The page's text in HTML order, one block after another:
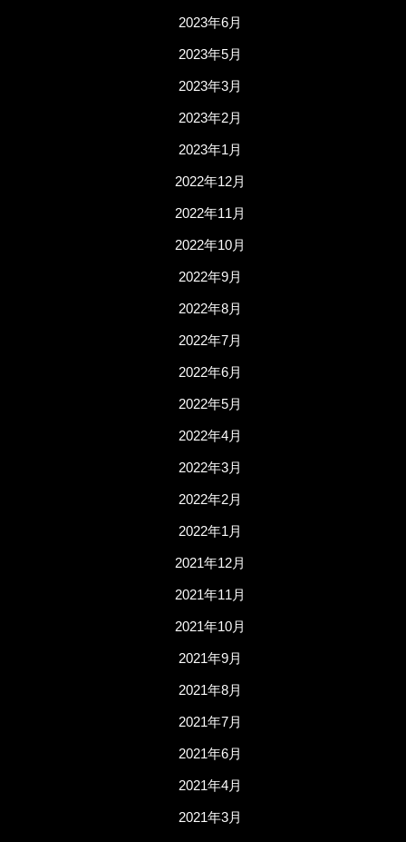
2023年6月
2023年5月
2023年3月
2023年2月
2023年1月
2022年12月
2022年11月
2022年10月
2022年9月
2022年8月
2022年7月
2022年6月
2022年5月
2022年4月
2022年3月
2022年2月
2022年1月
2021年12月
2021年11月
2021年10月
2021年9月
2021年8月
2021年7月
2021年6月
2021年4月
2021年3月